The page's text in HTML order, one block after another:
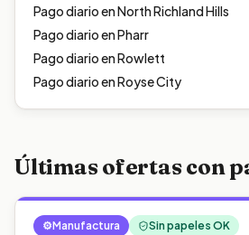
Pago diario enNorth Richland Hills
Pago diario enPharr
Pago diario enRowlett
Pago diario enRoyse City
Últimas ofertas con
⚙️Manufactura Sin papeles OK